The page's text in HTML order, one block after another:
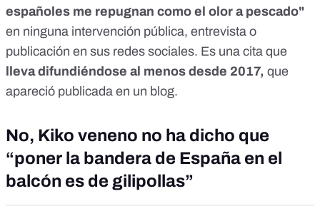
españoles me repugnan como el olor a pescado"
en ninguna intervención pública, entrevista o
publicación en sus redes sociales. Es una cita que
lleva difundiéndose al menos desde 2017, que
apareció publicada en un blog.
No, Kiko veneno no ha dicho que
“poner la bandera de España en el
balcón es de gilipollas”